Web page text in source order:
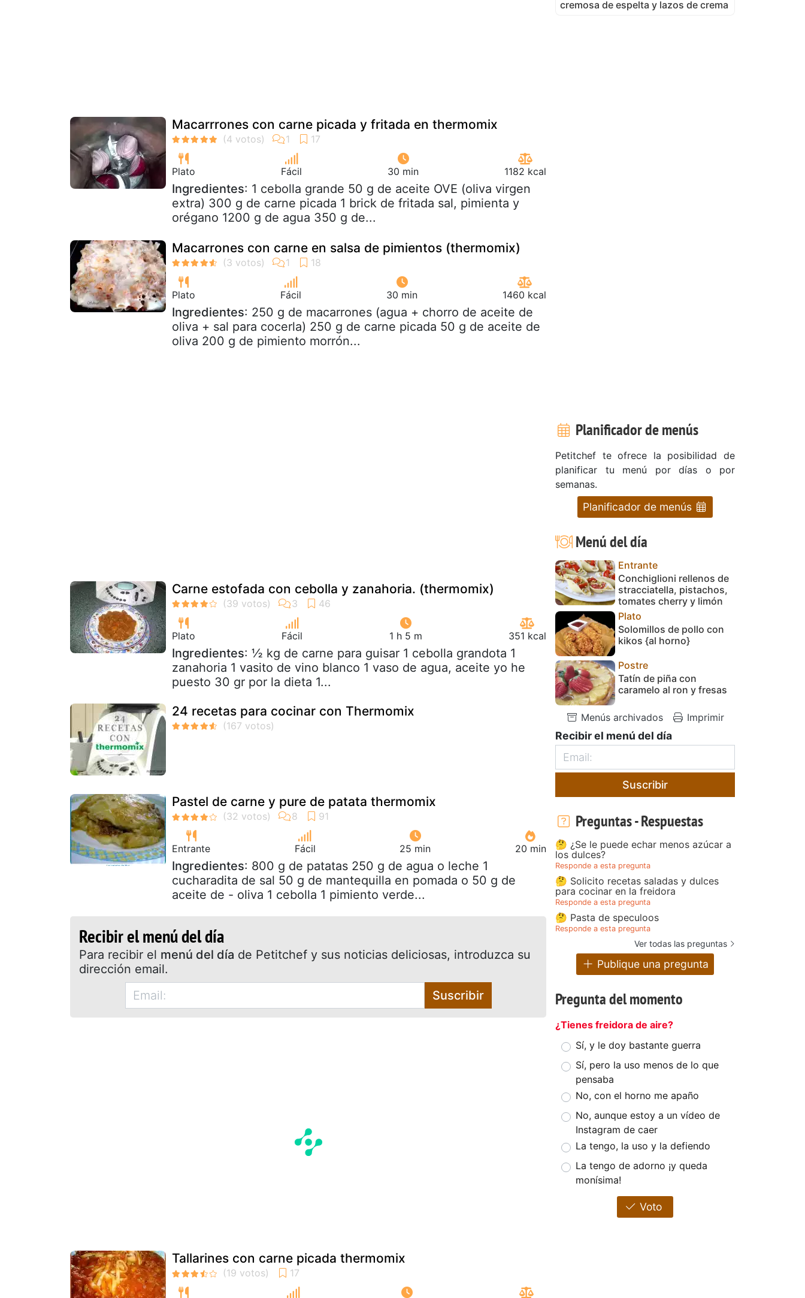
Macarrrones con carne picada y fritada en thermomix
Plato Fácil 30 min 1182 kcal
Ingredientes: 1 cebolla grande 50 g de aceite OVE (oliva virgen
extra) 300 g de carne picada 1 brick de fritada sal, pimienta y
orégano 1200 g de agua 350 g de...
Macarrones con carne en salsa de pimientos (thermomix)
Plato Fácil 30 min 1460 kcal
Ingredientes: 250 g de macarrones (agua + chorro de aceite de
oliva + sal para cocerla) 250 g de carne picada 50 g de aceite de
oliva 200 g de pimiento morrón...
Carne estofada con cebolla y zanahoria. (thermomix)
Plato Fácil 1 h 5 m 351 kcal
Ingredientes: ½ kg de carne para guisar 1 cebolla grandota 1
zanahoria 1 vasito de vino blanco 1 vaso de agua, aceite yo he
puesto 30 gr por la dieta 1...
24 recetas para cocinar con Thermomix
Pastel de carne y pure de patata thermomix
Entrante Fácil 25 min 20 min
Ingredientes: 800 g de patatas 250 g de agua o leche 1
cucharadita de sal 50 g de mantequilla en pomada o 50 g de
aceite de - oliva 1 cebolla 1 pimiento verde...
Recibir el menú del día
Para recibir el menú del día de Petitchef y sus noticias deliciosas, introduzca su
dirección email.
Suscribir
Tallarines con carne picada thermomix
cremosa de espelta y lazos de crema
Planificador de menús
Petitchef te ofrece la posibilidad de
planificar tu menú por días o por
semanas.
Planificador de menús
Menú del día
Entrante
Conchiglioni rellenos de
stracciatella, pistachos,
tomates cherry y limón
Plato
Solomillos de pollo con
kikos {al horno}
Postre
Tatín de piña con
caramelo al ron y fresas
Menús archivados Imprimir
Recibir el menú del día
Suscribir
Preguntas - Respuestas
🤔 ¿Se le puede echar menos azúcar a
los dulces?
Responde a esta pregunta
🤔 Solicito recetas saladas y dulces
para cocinar en la freidora
Responde a esta pregunta
🤔 Pasta de speculoos
Responde a esta pregunta
Ver todas las preguntas
Publique una pregunta
Pregunta del momento
¿Tienes freidora de aire?
Sí, y le doy bastante guerra
Sí, pero la uso menos de lo que
pensaba
No, con el horno me apaño
No, aunque estoy a un vídeo de
Instagram de caer
La tengo, la uso y la defiendo
La tengo de adorno ¡y queda
monísima!
Voto